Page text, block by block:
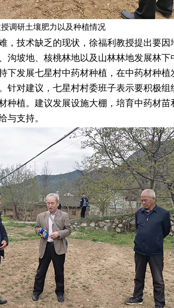
调研土壤肥力以及种植情况
技术缺乏的现状，徐福利教授提出要因
沟坡地、核桃林地以及山林林地发展林下
下发展七星村中药材种植，在中药材种植
针对建议，七星村村委班子表示要积极组
种植。建议发展设施大棚，培育中药材苗
与支持。